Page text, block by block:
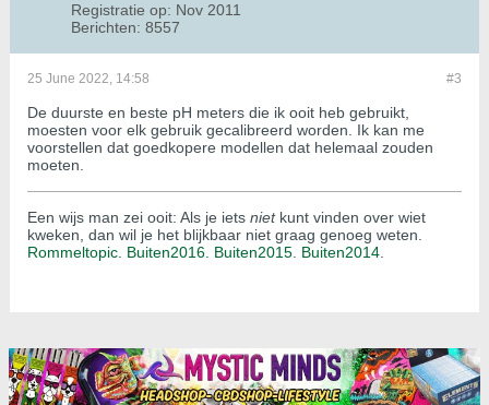
Registratie op: Nov 2011
Berichten: 8557
#3
25 June 2022, 14:58
De duurste en beste pH meters die ik ooit heb gebruikt,
moesten voor elk gebruik gecalibreerd worden. Ik kan me
voorstellen dat goedkopere modellen dat helemaal zouden
moeten.
Een wijs man zei ooit: Als je iets nietkunt vinden over wiet
kweken, dan wil je het blijkbaar niet graag genoeg weten.
Rommeltopic. Buiten2016. Buiten2015 Buiten2014